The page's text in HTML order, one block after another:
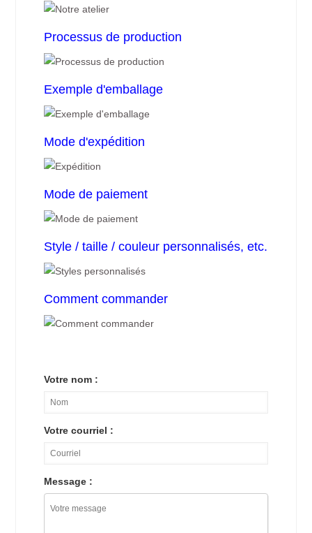
Processus de production
Exemple d'emballage
Mode d'expédition
Mode de paiement
Style / taille / couleur personnalisés, etc.
Comment commander
Votre nom :
Votre courriel :
Message :